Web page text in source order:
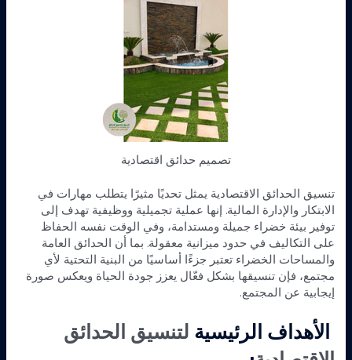
تصميم حدائق اقتصادية
تنسيق الحدائق الاقتصادية يمثل تحديًا مثيرًا يتطلب مهارات في
الابتكار والإدارة المالية. إنها عملية تجميلية ووظيفية تهدف إلى
توفير بيئة خضراء جميلة ومستدامة، وفي الوقت نفسه الحفاظ
على التكاليف في حدود ميزانية معقولة. بما أن الحدائق العامة
والمساحات الخضراء تعتبر جزءًا أساسيًا من البنية التحتية لأي
مجتمع، فإن تنسيقها بشكل فعّال يعزز جودة الحياة ويعكس صورة
إيجابية عن المجتمع.
الأهداف الرئيسية لتنسيق الحدائق